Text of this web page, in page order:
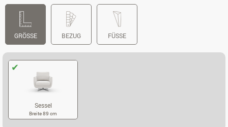
GRÖSSE BEZUG FÜSSE
Sessel
Breite 89 cm